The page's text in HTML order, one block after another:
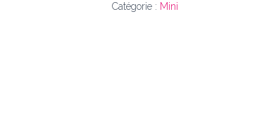
Catégorie : Mini